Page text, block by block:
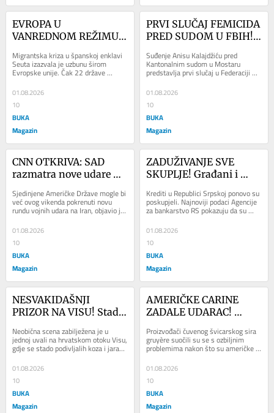
EVROPA U
VANREDNOM REŽIMU!
hitan sastanak zbog
migrantske krize u
Migrantska kriza u španskoj enklavi
Seuta izazvala je uzbunu širom
Evropske unije. Čak 22 države
članice zatražile su hitnu video-
konferenciju...
01.08.2026
10
BUKA
Magazin
PRVI SLUČAJ FEMICIDA
PRED SUDOM U FBIH!
promijeniti sudsku
praksu u BiH
Suđenje Anisu Kalajdžiću pred
Kantonalnim sudom u Mostaru
predstavlja prvi slučaj u Federaciji
Bosne i Hercegovine u kojem se
optuženom sudi za...
01.08.2026
10
BUKA
Magazin
CNN OTKRIVA: SAD
razmatra nove udare na
među metama i
podzemni nuklearni
Sjedinjene Američke Države mogle bi
već ovog vikenda pokrenuti novu
rundu vojnih udara na Iran, objavio je
CNN, pozivajući se na dvojicu...
01.08.2026
10
BUKA
Magazin
ZADUŽIVANJE SVE
SKUPLJE! Građani i
veće kamate, rast
pogodio gotovo sve
Krediti u Republici Srpskoj ponovo su
poskupjeli. Najnoviji podaci Agencije
za bankarstvo RS pokazuju da su
kamatne stope u prvom kvartalu ove
godine...
01.08.2026
10
BUKA
Magazin
NESVAKIDAŠNJI
PRIZOR NA VISU! Stado
kupači ostali u čudu
Neobična scena zabilježena je u
jednoj uvali na hrvatskom otoku Visu,
gdje se stado podivljalih koza i jaraca
spustilo niz strme litice sve do
same...
01.08.2026
10
BUKA
Magazin
AMERIČKE CARINE
ZADALE UDARAC!
usporio proizvodnju,
proizvođači strahuju od
Proizvođači čuvenog švicarskog sira
gruyère suočili su se s ozbiljnim
problemima nakon što su američke
carine dovele do pada potražnje na...
01.08.2026
10
BUKA
Magazin